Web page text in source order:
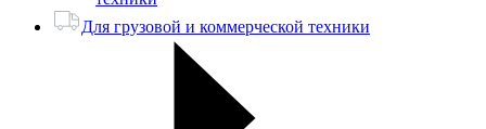
Для грузовой и коммерческой техники